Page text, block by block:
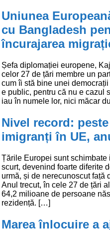
Uniunea
cu Bangladesh
încurajarea
Șefa diplomației europene,
celor 27 de țări membre un
cum îi stă bine unei
e public, pentru că nu e cazul
iau în numele lor, nici măcar
Nivel record:
imigranți în UE,
Țările Europei sunt
scurt, devenind foarte diferite
urmă, și de nerecunoscut față
Anul trecut, în cele 27 de țări
64,2 milioane de persoane
rezidență. […]
Marea înlocuire a